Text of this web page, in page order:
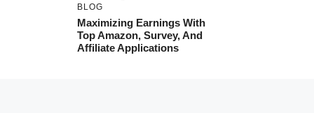
BLOG
Maximizing Earnings With
Top Amazon, Survey, And
Affiliate Applications